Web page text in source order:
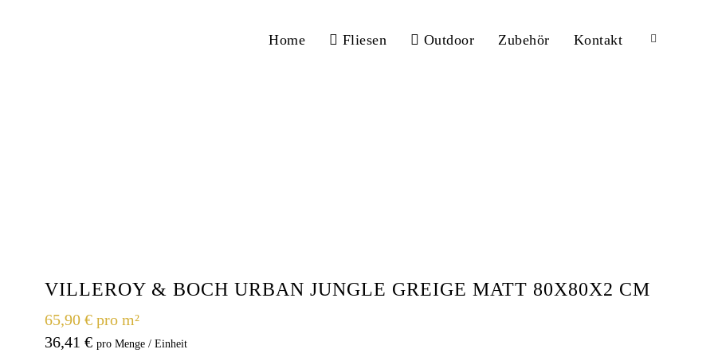
Home Fliesen Outdoor Zubehör Kontakt
VILLEROY & BOCH URBAN JUNGLE GREIGE MATT 80X80X2 CM
65,90 € pro m²
36,41 €